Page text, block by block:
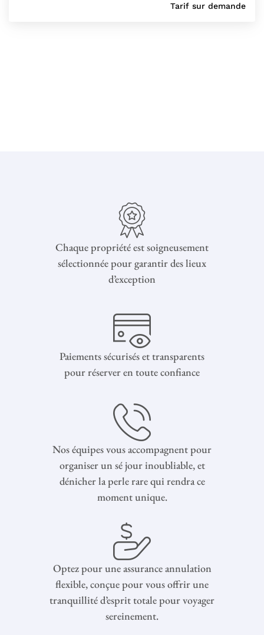
Tarif sur demande
Chaque propriété est soigneusement
sélectionnée pour garantir des lieux
d’exception
Paiements sécurisés et transparents
pour réserver en toute confiance
Nos équipes vous accompagnent pour
organiser un sé jour inoubliable, et
dénicher la perle rare qui rendra ce
moment unique.
Optez pour une assurance annulation
flexible, conçue pour vous offrir une
tranquillité d’esprit totale pour voyager
sereinement.